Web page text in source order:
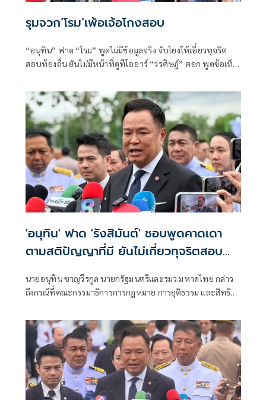
รุมจวก‘โรม’เพ้อเจ้อโกงสอบ
“อนุทิน” ฟาด “โรม” พูดไม่มีข้อมูลจริง จับโยงให้เอี่ยวทุจริต
สอบท้องถิ่น ยันไม่มีหน้าที่ดูทีโออาร์ “วรศิษฎ์” ตอก พูดข้อเท็จ
'อนุทิน' ฟาด 'รังสิมันต์' ชอบพูดคาดเดา
ตามสติปัญญาที่มี ยันไม่เกี่ยวทุจริตสอบ
นายอนุทิน ชาญวีรกูล นายกรัฐมนตรีและรมว.มหาดไทย กล่าว
ถึงกรณีที่คณะกรรมาธิการการกฎหมาย การยุติธรรม และสิทธิ
กรรมาธิการ มีการอ้างชื่อนายกรัฐมนตรี เข้าไปเกี่ยวข้องกับการ
ทุจริตสอบท้องถิ่น